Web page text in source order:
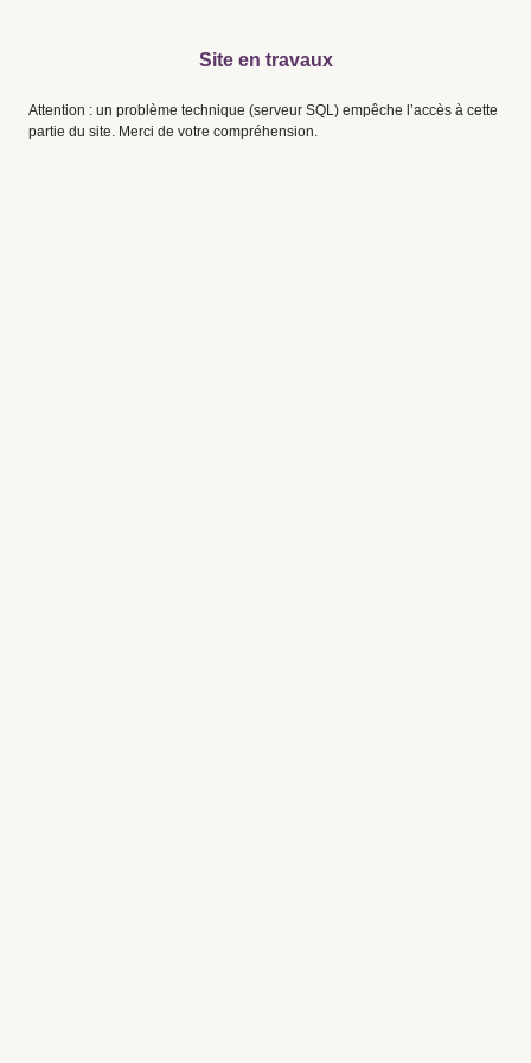
Site en travaux
Attention : un problème technique (serveur SQL) empêche l’accès à cette
partie du site. Merci de votre compréhension.